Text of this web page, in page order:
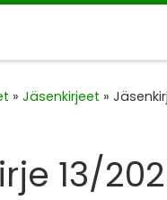
» Jäsenkirjeet »
13/